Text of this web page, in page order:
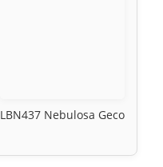
LBN437 Nebulosa Geco